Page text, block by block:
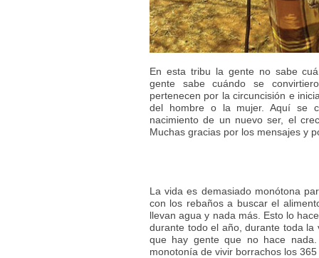
En esta tribu la gente no sabe
gente sabe cuándo se
pertenecen por la circuncisión e
del hombre o la mujer. Aquí se
nacimiento de un nuevo ser, el
Muchas gracias por los mensajes y
La vida es demasiado monótona
con los rebaños a buscar el
llevan agua y nada más. Esto lo
durante todo el año, durante toda
que hay gente que no hace
monotonía de vivir borrachos los